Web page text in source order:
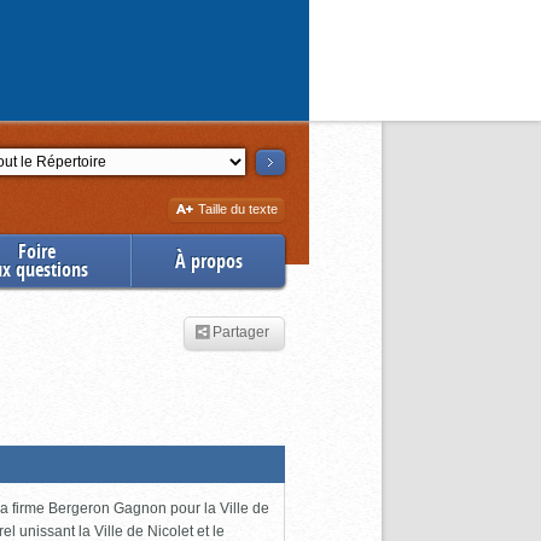
Augmenter
la
Taille du texte
Foire
questions À propos
Partager
firme Bergeron Gagnon pour la Ville de
unissant la Ville de Nicolet et le